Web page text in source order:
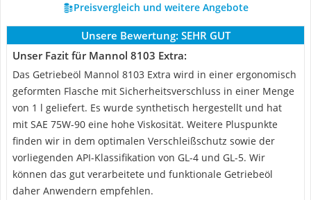
Preisvergleich und weitere Angebote
Unsere Bewertung: SEHR GUT
Unser Fazit für Mannol 8103 Extra:
Das Getriebeöl Mannol 8103 Extra wird in einer ergonomisch
geformten Flasche mit Sicherheitsverschluss in einer Menge
von 1 l geliefert. Es wurde synthetisch hergestellt und hat
mit SAE 75W-90 eine hohe Viskosität. Weitere Pluspunkte
finden wir in dem optimalen Verschleißschutz sowie der
vorliegenden API-Klassifikation von GL-4 und GL-5. Wir
können das gut verarbeitete und funktionale Getriebeöl
daher Anwendern empfehlen.